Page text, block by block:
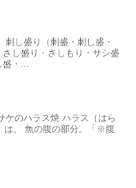
刺し盛り（刺盛・刺し盛・
し盛り・さしもり・サシ盛
・...
ケのハラス焼 ハラス（はら
は、 魚の腹の部分。「※腹